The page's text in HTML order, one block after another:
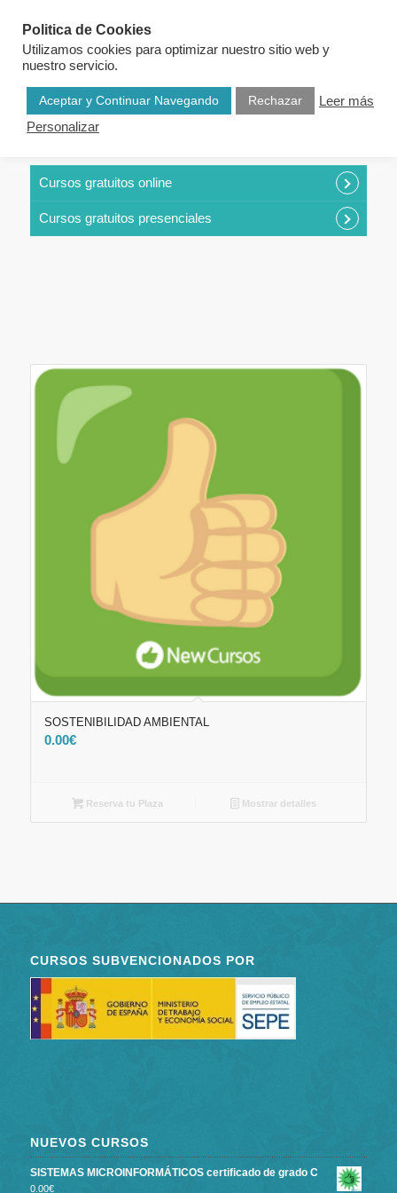
Cursos gratuitos online
Cursos gratuitos presenciales
SOSTENIBILIDAD AMBIENTAL
0.00€
Reserva tu Plaza Mostrar detalles
CURSOS SUBVENCIONADOS POR
NUEVOS CURSOS
SISTEMAS MICROINFORMÁTICOS certificado de grado C
0.00€
Politica de Cookies
Utilizamos cookies para optimizar nuestro sitio web y
nuestro servicio.
Aceptar y Continuar Navegando Rechazar
Leer más
Personalizar